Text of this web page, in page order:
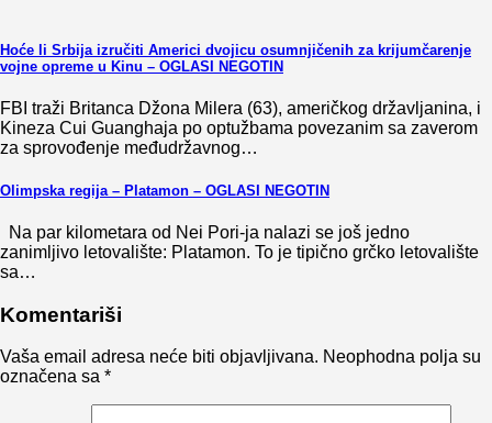
Hoće li Srbija izručiti Americi dvojicu osumnjičenih za krijumčarenje
vojne opreme u Kinu – OGLASI NEGOTIN
FBI traži Britanca Džona Milera (63), američkog državljanina, i
Kineza Cui Guanghaja po optužbama povezanim sa zaverom
za sprovođenje međudržavnog…
Olimpska regija – Platamon – OGLASI NEGOTIN
Na par kilometara od Nei Pori-ja nalazi se još jedno
zanimljivo letovalište: Platamon. To je tipično grčko letovalište
sa…
Komentariši
Vaša email adresa neće biti objavljivana. Neophodna polja su
označena sa *